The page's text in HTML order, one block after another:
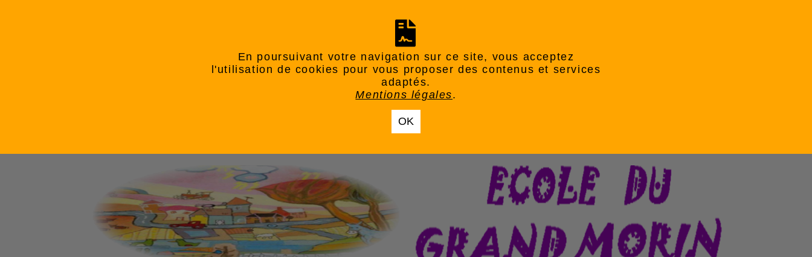
En poursuivant votre navigation sur ce site, vous acceptez
l'utilisation de cookies pour vous proposer des contenus et services
adaptés.
Mentions légales.
OK